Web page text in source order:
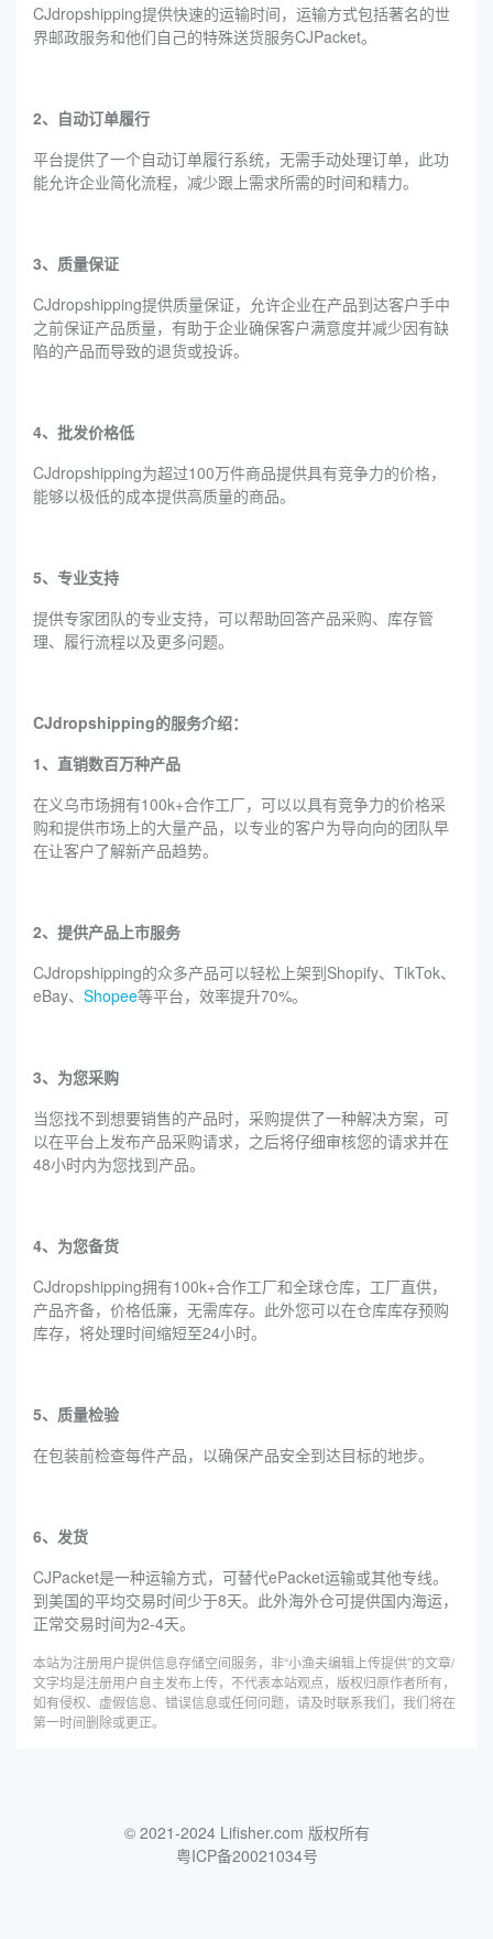
CJdropshipping提供快速的运输时间，运输方式包括著名的世
界邮政服务和他们自己的特殊送货服务CJPacket。
2、自动订单履行
平台提供了一个自动订单履行系统，无需手动处理订单，此功
能允许企业简化流程，减少跟上需求所需的时间和精力。
3、质量保证
CJdropshipping提供质量保证，允许企业在产品到达客户手中
之前保证产品质量，有助于企业确保客户满意度并减少因有缺
陷的产品而导致的退货或投诉。
4、批发价格低
CJdropshipping为超过100万件商品提供具有竞争力的价格，
能够以极低的成本提供高质量的商品。
5、专业支持
提供专家团队的专业支持，可以帮助回答产品采购、库存管
理、履行流程以及更多问题。
CJdropshipping的服务介绍：
1、直销数百万种产品
在义乌市场拥有100k+合作工厂，可以以具有竞争力的价格采
购和提供市场上的大量产品，以专业的客户为导向向的团队早
在让客户了解新产品趋势。
2、提供产品上市服务
CJdropshipping的众多产品可以轻松上架到Shopify、TikTok、
eBay、 Shopee等平台，效率提升70%。
3、为您采购
当您找不到想要销售的产品时，采购提供了一种解决方案，可
以在平台上发布产品采购请求，之后将仔细审核您的请求并在
48小时内为您找到产品。
4、为您备货
CJdropshipping拥有100k+合作工厂和全球仓库，工厂直供，
产品齐备，价格低廉，无需库存。此外您可以在仓库库存预购
库存，将处理时间缩短至24小时。
5、质量检验
在包装前检查每件产品，以确保产品安全到达目标的地步。
6、发货
CJPacket是一种运输方式，可替代ePacket运输或其他专线。
到美国的平均交易时间少于8天。此外海外仓可提供国内海运，
正常交易时间为2-4天。
本站为注册用户提供信息存储空间服务，非“小渔夫编辑上传提供”的文章/
文字均是注册用户自主发布上传，不代表本站观点，版权归原作者所有，
如有侵权、虚假信息、错误信息或任何问题，请及时联系我们，我们将在
第一时间删除或更正。
© 2021-2024 Lifisher.com 版权所有
粤ICP备20021034号